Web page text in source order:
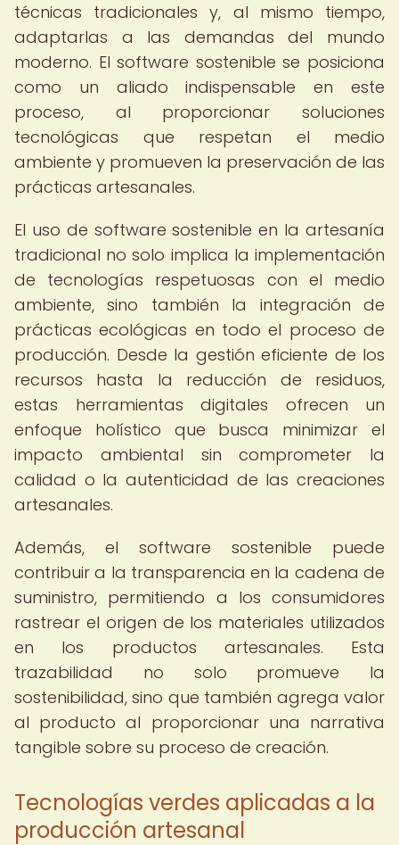
técnicas tradicionales y, al mismo tiempo,
adaptarlas a las demandas del mundo
moderno. El software sostenible se posiciona
como un aliado indispensable en este
proceso, al proporcionar soluciones
tecnológicas que respetan el medio
ambiente y promueven la preservación de las
prácticas artesanales.
El uso de software sostenible en la artesanía
tradicional no solo implica la implementación
de tecnologías respetuosas con el medio
ambiente, sino también la integración de
prácticas ecológicas en todo el proceso de
producción. Desde la gestión eficiente de los
recursos hasta la reducción de residuos,
estas herramientas digitales ofrecen un
enfoque holístico que busca minimizar el
impacto ambiental sin comprometer la
calidad o la autenticidad de las creaciones
artesanales.
Además, el software sostenible puede
contribuir a la transparencia en la cadena de
suministro, permitiendo a los consumidores
rastrear el origen de los materiales utilizados
en los productos artesanales. Esta
trazabilidad no solo promueve la
sostenibilidad, sino que también agrega valor
al producto al proporcionar una narrativa
tangible sobre su proceso de creación.
Tecnologías verdes aplicadas a la
producción artesanal